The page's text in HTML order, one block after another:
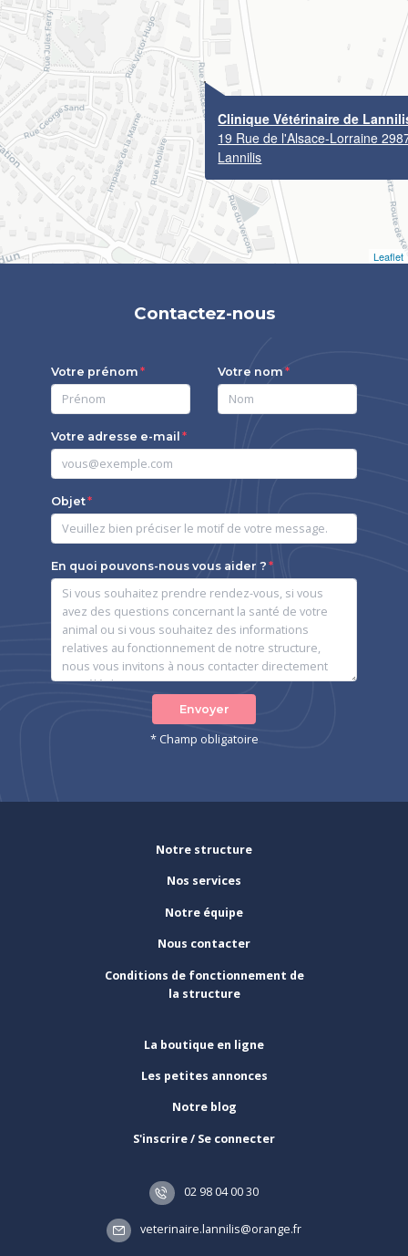
Clinique Vétérinaire de
19 Rue de l'Alsace-Lorraine
Lannilis
Leaflet
Contactez-nous
Votre prénom Votre nom
Votre adresse e-mail
Objet
En quoi pouvons-nous vous aider ?
Envoyer
* Champ obligatoire
Notre structure
Nos services
Notre équipe
Nous contacter
Conditions de fonctionnement de
la structure
La boutique en ligne
Les petites annonces
Notre blog
S'inscrire / Se connecter
02 98 04 00 30
veterinaire.lannilis@orange.fr